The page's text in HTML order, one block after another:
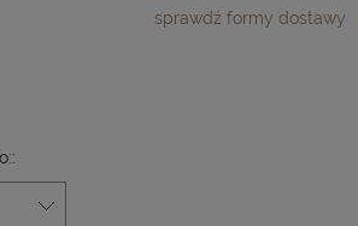
sprawdź formy dostawy